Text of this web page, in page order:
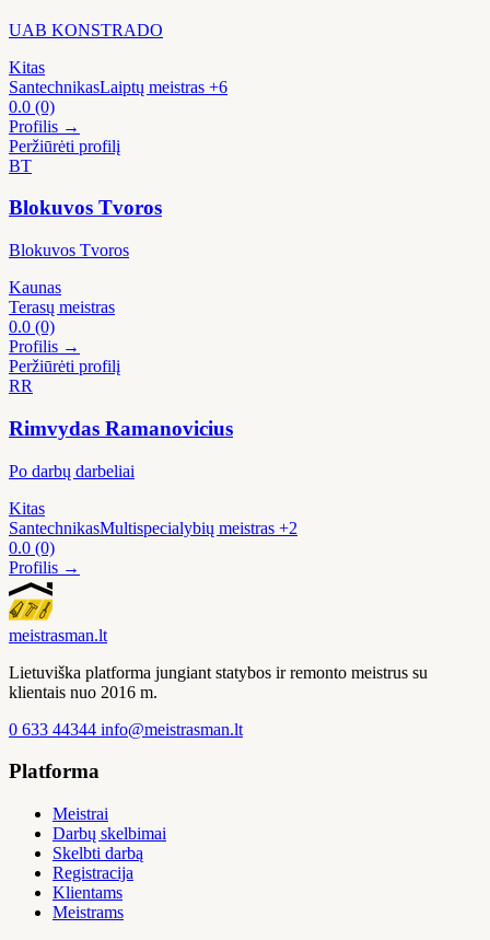
UAB KONSTRADO
Kitas
SantechnikasLaiptų meistras +6
0.0 (0)
Profilis →
Peržiūrėti profilį
BT
Blokuvos Tvoros
Blokuvos Tvoros
Kaunas
Terasų meistras
0.0 (0)
Profilis →
Peržiūrėti profilį
RR
Rimvydas Ramanovicius
Po darbų darbeliai
Kitas
SantechnikasMultispecialybių meistras +2
0.0 (0)
Profilis →
meistrasman.lt
Lietuviška platforma jungiant statybos ir remonto meistrus su
klientais nuo 2016 m.
0 633 44344 info@meistrasman.lt
Platforma
Meistrai
Darbų skelbimai
Skelbti darbą
Registracija
Klientams
Meistrams